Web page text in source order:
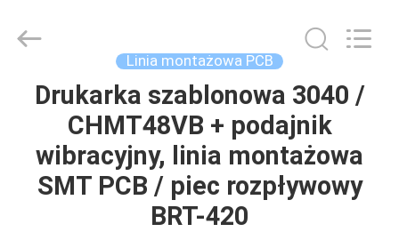
DOM
PRODUKTY
TECHNOLOGY
LIMITED.
Reserved.
Linia montażowa PCB
Drukarka szablonowa 3040 /
CHMT48VB + podajnik
wibracyjny, linia montażowa
SMT PCB / piec rozpływowy
BRT-420